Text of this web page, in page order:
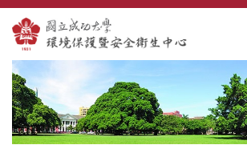
跳
到
主
要
內
容
區